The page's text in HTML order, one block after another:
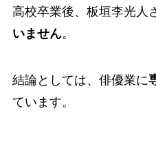
高校卒業後、板垣李光人
いません。
結論としては、俳優業に
ています。